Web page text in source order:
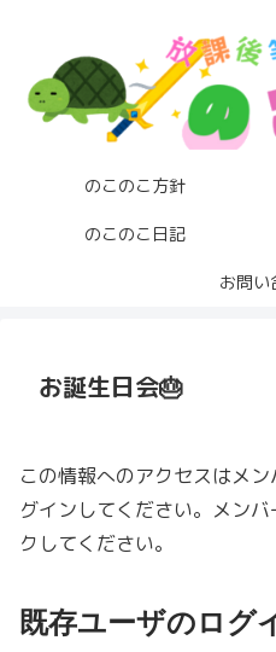
のこのこ方針
のこのこ日記
お問い
お誕生日会🎂
この情報へのアクセスはメ
グインしてください。メン
クしてください。
既存ユーザのログ